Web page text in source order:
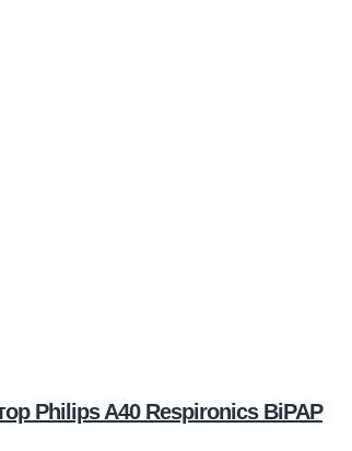
Philips A40 Respironics BiPAP